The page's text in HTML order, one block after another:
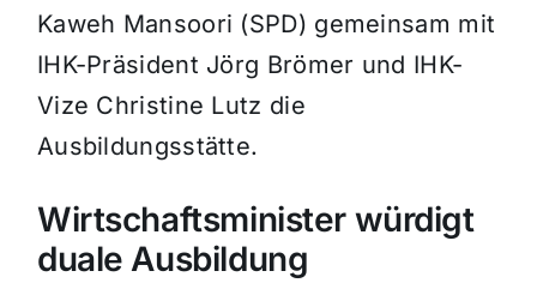
Kaweh Mansoori (SPD) gemeinsam mit
IHK-Präsident Jörg Brömer und IHK-
Vize Christine Lutz die
Ausbildungsstätte.
Wirtschaftsminister würdigt
duale Ausbildung